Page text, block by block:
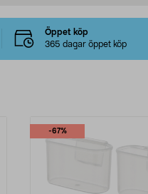
Öppet köp
365 dagar öppet köp
-67%